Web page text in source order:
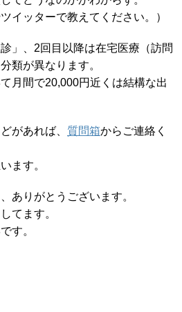
イッターで教えてください。）
」、2回目以降は在宅医療（訪問
類が異なります。
月間で20,000円近くは結構な出
があれば、 質問箱からご連絡く
ます。
ありがとうございます。
てます。
す。